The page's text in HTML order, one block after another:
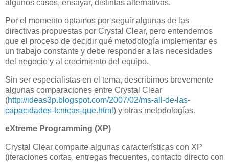
algunos casos, ensayar, distintas alternativas.
Por el momento optamos por seguir algunas de las
directivas propuestas por Crystal Clear, pero entendemos
que el proceso de decidir qué metodología implementar es
un trabajo constante y debe responder a las necesidades
del negocio y al crecimiento del equipo.
Sin ser especialistas en el tema, describimos brevemente
algunas comparaciones entre Crystal Clear
(http://ideas3p.blogspot.com/2007/02/ms-all-de-las-
capacidades-tcnicas-que.html ) y otras metodologías.
eXtreme Programming (XP)
Crystal Clear comparte algunas características con XP
(iteraciones cortas, entregas frecuentes, contacto directo con